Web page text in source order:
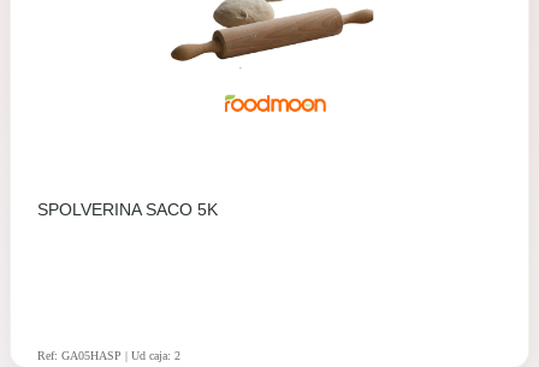
SPOLVERINA SACO 5K
Ref: GA05HASP | Ud caja: 2